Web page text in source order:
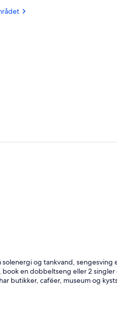
og tankvand, sengesving
en dobbeltseng eller 2 singler
butikker, caféer, museum og